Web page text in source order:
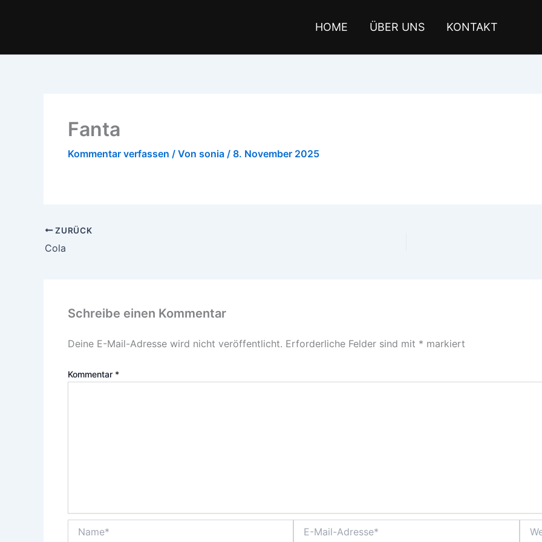
HOME ÜBER UNS KONTAKT
Fanta
Kommentar verfassen / Von sonia / 8. November 2025
ZURÜCK
Cola
Schreibe einen Kommentar
Deine E-Mail-Adresse wird nicht veröffentlicht. Erforderliche Felder sind mit * markiert
Kommentar *
Mail-